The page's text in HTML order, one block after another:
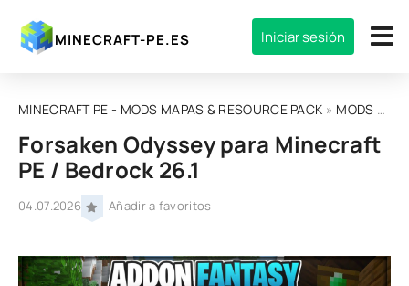
MINECRAFT-PE.ES Iniciar sesión
MINECRAFT PE - MODS MAPAS & RESOURCE PACK » MODS
Forsaken Odyssey para Minecraft
PE / Bedrock 26.1
04.07.2026 Añadir a favoritos